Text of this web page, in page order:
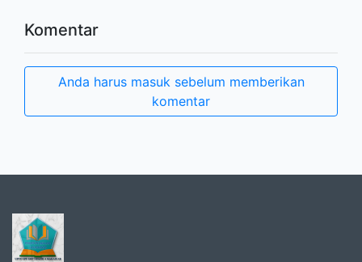
Komentar
Anda harus masuk sebelum memberikan
komentar